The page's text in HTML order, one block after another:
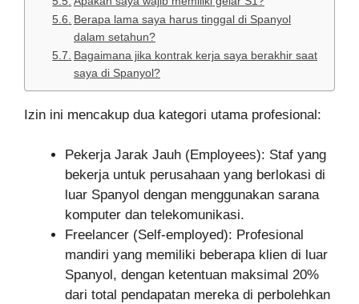
Berapa lama saya harus tinggal di Spanyol
dalam setahun?
Bagaimana jika kontrak kerja saya berakhir saat
saya di Spanyol?
Izin ini mencakup dua kategori utama profesional:
Pekerja Jarak Jauh (Employees): Staf yang
bekerja untuk perusahaan yang berlokasi di
luar Spanyol dengan menggunakan sarana
komputer dan telekomunikasi.
Freelancer (Self-employed): Profesional
mandiri yang memiliki beberapa klien di luar
Spanyol, dengan ketentuan maksimal 20%
dari total pendapatan mereka di perbolehkan